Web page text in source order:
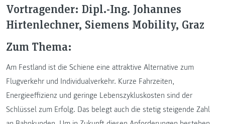
Vortragender: Dipl.-Ing. Johannes
Hirtenlechner, Siemens Mobility, Graz
Zum Thema:
Am Festland ist die Schiene eine attraktive Alternative zum
Flugverkehr und Individualverkehr. Kurze Fahrzeiten,
Energieeffizienz und geringe Lebenszykluskosten sind der
Schlüssel zum Erfolg. Das belegt auch die stetig steigende Zahl